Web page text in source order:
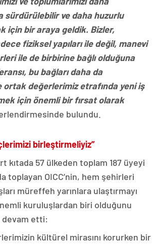
sürdürülebilir ve daha huzurlu
için bir araya geldik. Bizler,
fiziksel yapıları ile değil, manevi
ile de birbirine bağlı olduğuna
bu bağları daha da
ortak değerlerimiz etrafında yeni iş
için önemli bir fırsat olarak
bulundu.
birleştirmeliyiz”
kıtada 57 ülkeden toplam 187 üyeyi
toplayan OICC’nin, hem şehirleri
müreffeh yarınlara ulaştırmayı
kuruluşlardan biri olduğunu
etti:
kültürel mirasını korurken bir